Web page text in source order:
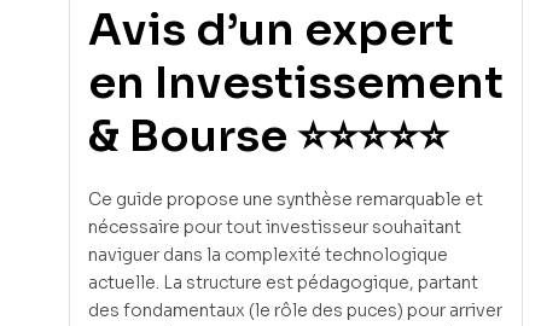
Avis d’un expert
en Investissement
& Bourse ⭐⭐⭐⭐⭐
Ce guide propose une synthèse remarquable et
nécessaire pour tout investisseur souhaitant
naviguer dans la complexité technologique
actuelle. La structure est pédagogique, partant
des fondamentaux (le rôle des puces) pour arriver